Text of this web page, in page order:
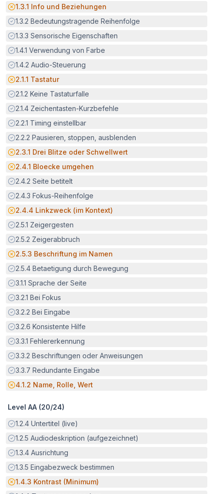
Potenzielle Barriere:
1.3.1 Info und Beziehungen
Erfüllt:
1.3.2 Bedeutungstragende Reihenfolge
Erfüllt:
1.3.3 Sensorische Eigenschaften
Erfüllt:
1.4.1 Verwendung von Farbe
Erfüllt:
1.4.2 Audio-Steuerung
Potenzielle Barriere:
2.1.1 Tastatur
Erfüllt:
2.1.2 Keine Tastaturfalle
Erfüllt:
2.1.4 Zeichentasten-Kurzbefehle
Erfüllt:
2.2.1 Timing einstellbar
Erfüllt:
2.2.2 Pausieren, stoppen, ausblenden
Potenzielle Barriere:
2.3.1 Drei Blitze oder Schwellwert
Potenzielle Barriere:
2.4.1 Bloecke umgehen
Erfüllt:
2.4.2 Seite betitelt
Erfüllt:
2.4.3 Fokus-Reihenfolge
Potenzielle Barriere:
2.4.4 Linkzweck (im Kontext)
Erfüllt:
2.5.1 Zeigergesten
Erfüllt:
2.5.2 Zeigerabbruch
Potenzielle Barriere:
2.5.3 Beschriftung im Namen
Erfüllt:
2.5.4 Betaetigung durch Bewegung
Erfüllt:
3.1.1 Sprache der Seite
Erfüllt:
3.2.1 Bei Fokus
Erfüllt:
3.2.2 Bei Eingabe
Erfüllt:
3.2.6 Konsistente Hilfe
Erfüllt:
3.3.1 Fehlererkennung
Erfüllt:
3.3.2 Beschriftungen oder Anweisungen
Erfüllt:
3.3.7 Redundante Eingabe
Potenzielle Barriere:
4.1.2 Name, Rolle, Wert
Level AA (20/24)
Erfüllt:
1.2.4 Untertitel (live)
Erfüllt:
1.2.5 Audiodeskription (aufgezeichnet)
Erfüllt:
1.3.4 Ausrichtung
Erfüllt:
1.3.5 Eingabezweck bestimmen
Potenzielle Barriere:
1.4.3 Kontrast (Minimum)